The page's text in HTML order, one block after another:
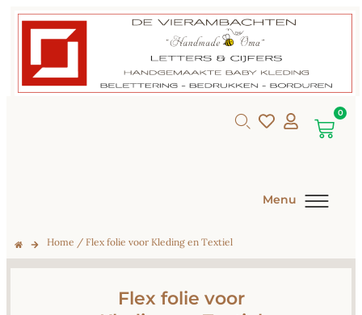
0
Menu
Home / Flex folie voor Kleding en Textiel
Flex folie voor